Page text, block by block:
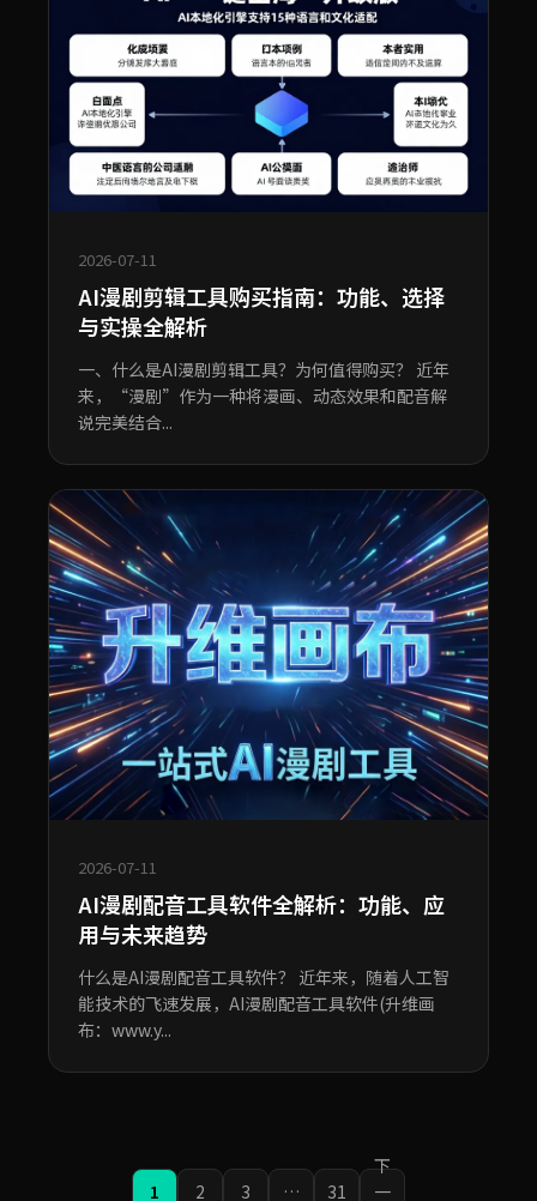
2026-07-11
AI漫剧剪辑工具购买指南：功能、选择
与实操全解析
一、什么是AI漫剧剪辑工具？为何值得购买？ 近年
来，“漫剧”作为一种将漫画、动态效果和配音解
说完美结合...
2026-07-11
AI漫剧配音工具软件全解析：功能、应
用与未来趋势
什么是AI漫剧配音工具软件？ 近年来，随着人工智
能技术的飞速发展，AI漫剧配音工具软件(升维画
布：www.y...
1 2 3 … 31
下
一